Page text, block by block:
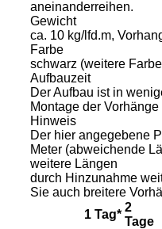
aneinanderreihen.
Gewicht
ca. 10 kg/lfd.m,
Farbe
schwarz (weitere
Aufbauzeit
Der Aufbau ist in
Montage der
Hinweis
Der hier angegebene
Meter (abweichende
weitere Längen
durch Hinzunahme
Sie auch breitere
1 Tag*
2
Tage